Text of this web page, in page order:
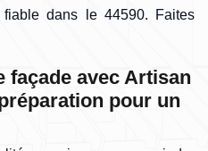
dans le 44590. Faites
façade avec Artisan
pour un